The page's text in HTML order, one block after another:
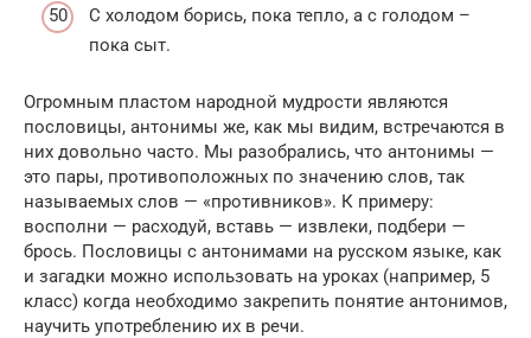
С холодом борись, пока тепло, а с голодом –
пока сыт.
Огромным пластом народной мудрости являются
пословицы, антонимы же, как мы видим, встречаются в
них довольно часто. Мы разобрались, что антонимы —
это пары, противоположных по значению слов, так
называемых слов — «противников». К примеру:
восполни — расходуй, вставь — извлеки, подбери —
брось. Пословицы с антонимами на русском языке, как
и загадки можно использовать на уроках (например, 5
класс) когда необходимо закрепить понятие антонимов,
научить употреблению их в речи.